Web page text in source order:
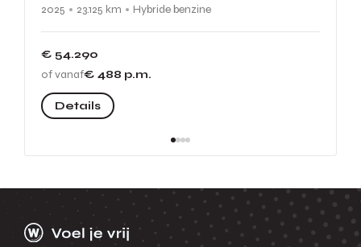
2025
23.125 km Hybride benzine
€ 54.290
of vanaf€ 488 p.m.
Details